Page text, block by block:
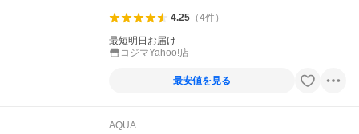
4.25（4件）
最短明日お届け
コジマYahoo!店
最安値を見る
AQUA